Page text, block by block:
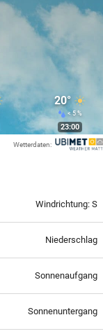
20°
< 5 %
23:00
Wetterdaten:
Windrichtung: S
Niederschlag
Sonnenaufgang
Sonnenuntergang